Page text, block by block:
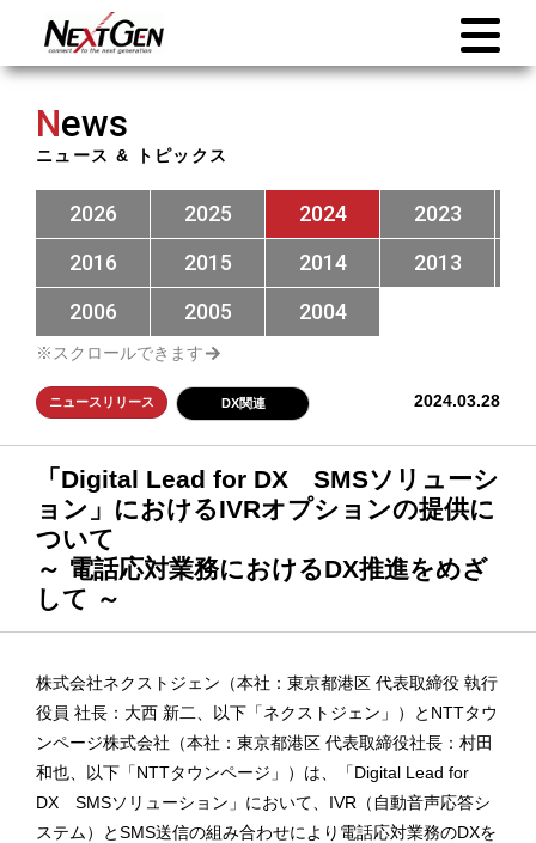
News
ニュース & トピックス
2026 2025 2024 2023
2016
2015 2014 2013
2006
2005 2004
ニュースリリース DX関連 2024.03.28
「Digital Lead for DX SMSソリューシ
ョン」におけるIVRオプションの提供に
ついて
～ 電話応対業務におけるDX推進をめざ
して ～
株式会社ネクストジェン（本社：東京都港区 代表取締役 執行
役員 社長：大西 新二、以下「ネクストジェン」）とNTTタウ
ンページ株式会社（本社：東京都港区 代表取締役社長：村田
和也、以下「NTTタウンページ」）は、「Digital Lead for
DX SMSソリューション」において、IVR（自動音声応答シ
ステム）とSMS送信の組み合わせにより電話応対業務のDXを